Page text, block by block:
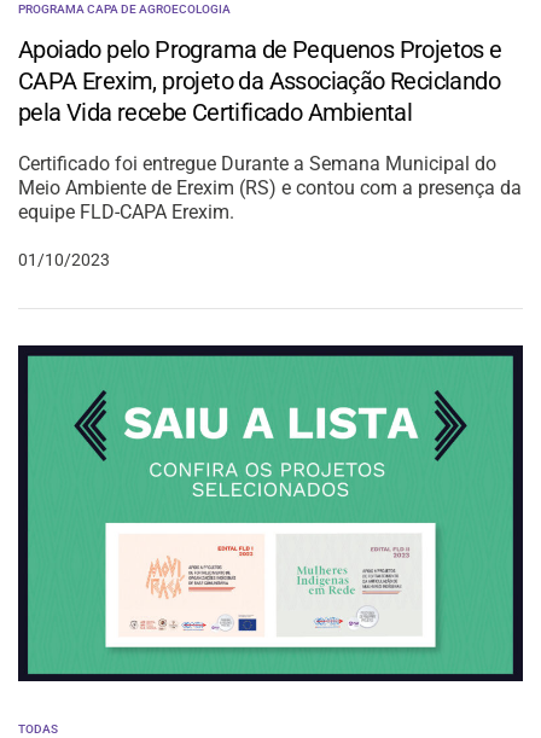
PROGRAMA CAPA DE AGROECOLOGIA
Apoiado pelo Programa de Pequenos Projetos e
CAPA Erexim, projeto da Associação Reciclando
pela Vida recebe Certificado Ambiental
Certificado foi entregue Durante a Semana Municipal do
Meio Ambiente de Erexim (RS) e contou com a presença da
equipe FLD-CAPA Erexim.
01/10/2023
TODAS